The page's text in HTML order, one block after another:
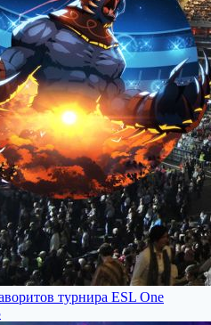
турнира ESL One